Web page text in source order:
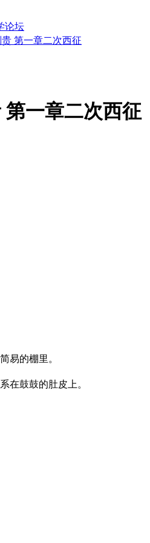
论坛
第一章二次西征
一章二次西征
易的棚里。
在鼓鼓的肚皮上。